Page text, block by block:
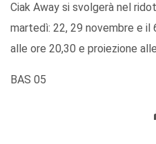
Ciak Away si svolgerà nel
martedì: 22, 29 novembre e il
alle ore 20,30 e proiezione
BAS 05